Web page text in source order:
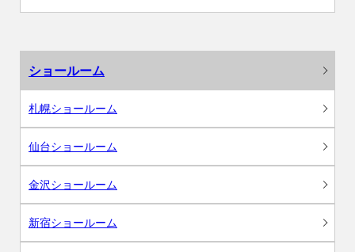
ショールーム
札幌ショールーム
仙台ショールーム
金沢ショールーム
新宿ショールーム